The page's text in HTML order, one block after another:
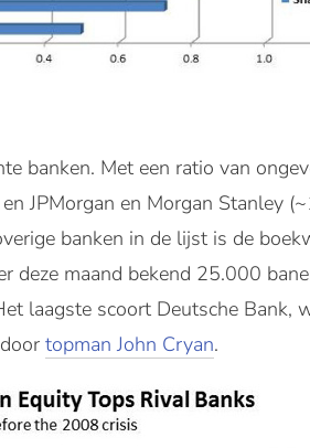
banken. Met een ratio van
JPMorgan en Morgan Stanley
banken in de lijst is de
deze maand bekend 25.000
laagste scoort Deutsche Bank,
topman John Cryan.